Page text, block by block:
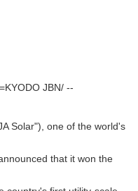
JBN/ --
Solar"), one of the world's
that it won the